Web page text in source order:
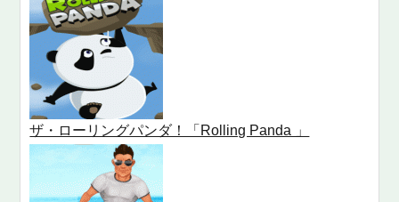
ザ・ローリングパンダ！「Rolling Panda 」